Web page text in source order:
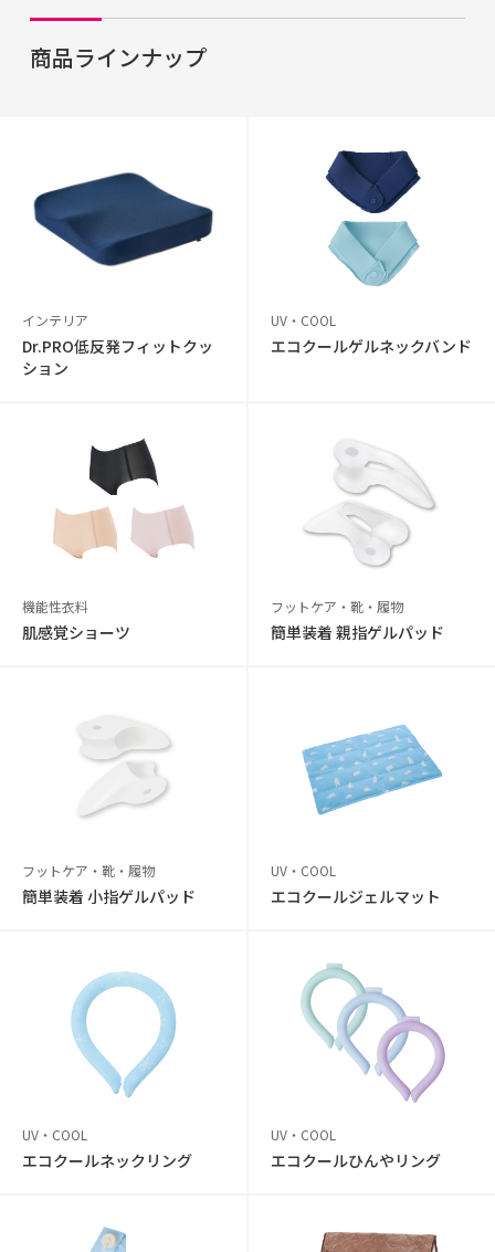
商品ラインナップ
インテリア
Dr.PRO低反発フィットクッ
ション
UV・COOL
エコクールゲルネックバンド
機能性衣料
肌感覚ショーツ
フットケア・靴・履物
簡単装着 親指ゲルパッド
フットケア・靴・履物
簡単装着 小指ゲルパッド
UV・COOL
エコクールジェルマット
UV・COOL
エコクールネックリング
UV・COOL
エコクールひんやリング